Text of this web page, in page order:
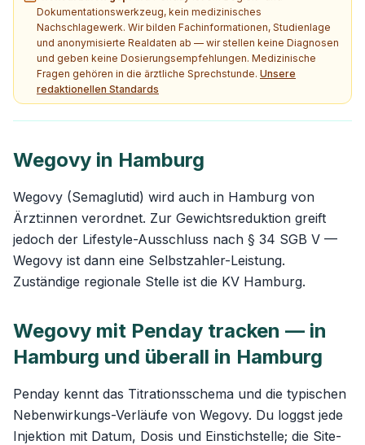
Dokumentationswerkzeug, kein medizinisches
Nachschlagewerk. Wir bilden Fachinformationen, Studienlage
und anonymisierte Realdaten ab — wir stellen keine Diagnosen
und geben keine Dosierungsempfehlungen. Medizinische
Fragen gehören in die ärztliche Sprechstunde. Unsere
redaktionellen Standards
Wegovy in Hamburg
Wegovy (Semaglutid) wird auch in Hamburg von
Ärzt:innen verordnet. Zur Gewichtsreduktion greift
jedoch der Lifestyle-Ausschluss nach § 34 SGB V —
Wegovy ist dann eine Selbstzahler-Leistung.
Zuständige regionale Stelle ist die KV Hamburg.
Wegovy mit Penday tracken — in
Hamburg und überall in Hamburg
Penday kennt das Titrationsschema und die typischen
Nebenwirkungs-Verläufe von Wegovy. Du loggst jede
Injektion mit Datum, Dosis und Einstichstelle; die Site-